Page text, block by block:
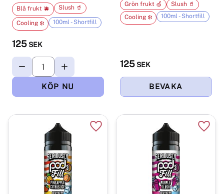
125 SEK
Blå frukt 🫐 Slush 🥤
Cooling ❄️ 100ml - Shortfill
125 SEK
Grön frukt 🍏
Slush 🥤
Cooling ❄️
100ml - Shortfill
Lägg till i favoriter